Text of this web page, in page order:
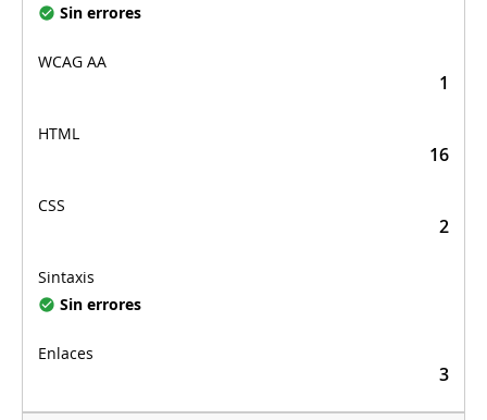
Sin errores
1
16
2
Sin errores
3